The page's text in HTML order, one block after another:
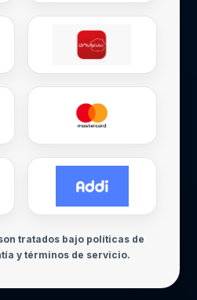
tratados bajo políticas de
y términos de servicio.